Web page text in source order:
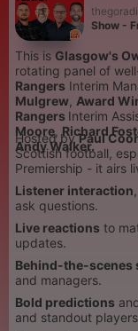
Show -
This is Glasgow's
rotating panel of
Rangers Interim
Mulgrew, Award
Rangers Interim
Moore,Richard
Andy Walker.
Hosted by Paul
Scottish football,
Premiership - it airs
Listener interaction
ask questions.
Live reactions to
updates.
Behind-the-scenes
and managers.
Bold predictions
and standout